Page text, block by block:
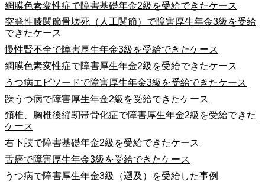
網膜色素変性症で障害基礎年金2級を受給できたケース
突発性膝関節骨壊死（人工関節）で障害厚生年金3級を受給
できたケース
慢性腎不全で障害厚生年金3級を受給できたケース
網膜色素変性症で障害厚生年金2級を受給できたケース
うつ病エピソードで障害厚生年金3級を受給できたケース
躁うつ病で障害厚生年金2級を受給できたケース
頚椎、胸椎後縦靭帯骨化症で障害厚生年金2級を受給できた
ケース
右下肢で障害基礎年金2級を受給できたケース
舌癌で障害厚生年金3級を受給できたケース
うつ病で障害厚生年金3級（遡及）を受給した事例